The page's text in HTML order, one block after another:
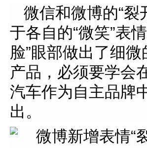
微信和微博的“裂
于各自的“微笑”表
脸”眼部做出了细
产品，必须要学会
汽车作为自主品牌
出。